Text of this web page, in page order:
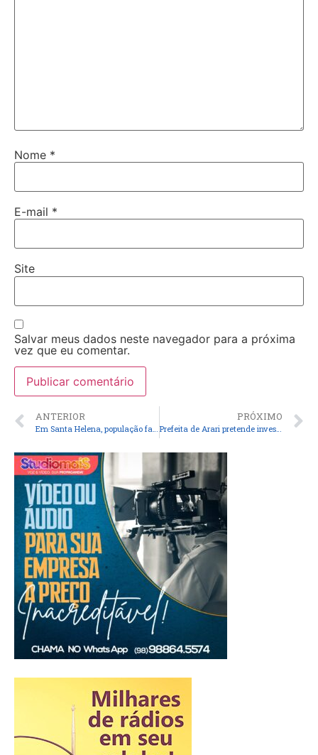
Nome *
E-mail *
Site
Salvar meus dados neste navegador para a próxima
vez que eu comentar.
ANTERIOR PRÓXIMO
Prefeita de Arari pretende investir quase meio milhão em serviço funerário para para a população